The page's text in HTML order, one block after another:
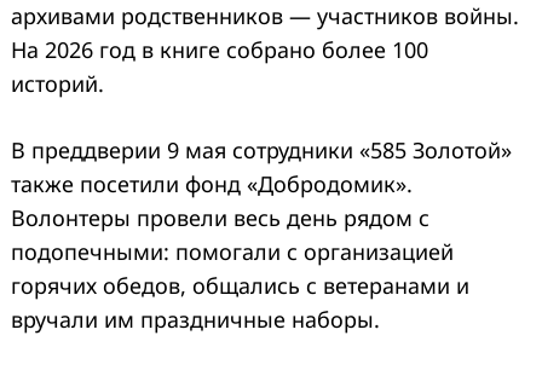
архивами родственников — участников войны.
На 2026 год в книге собрано более 100
историй.
В преддверии 9 мая сотрудники «585 Золотой»
также посетили фонд «Добродомик».
Волонтеры провели весь день рядом с
подопечными: помогали с организацией
горячих обедов, общались с ветеранами и
вручали им праздничные наборы.